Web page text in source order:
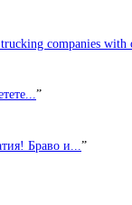
companies with
”
Браво и... ”